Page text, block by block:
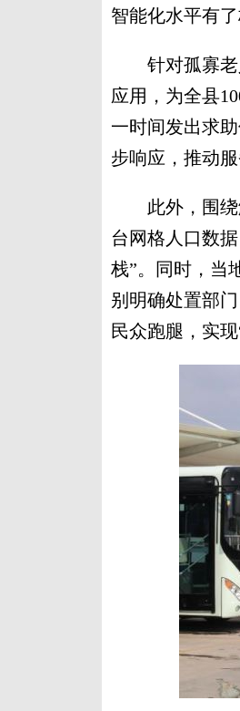
智能化水平有了
针对孤寡老人
应用，为全县
一时间发出求
步响应，推动
此外，围绕
台网格人口数
栈”。同时，当
别明确处置部
民众跑腿，实